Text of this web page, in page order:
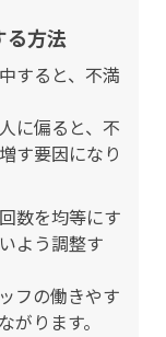
る方法
すると、不満
に偏ると、不
す要因になり
数を均等にす
よう調整す
フの働きやす
ります。